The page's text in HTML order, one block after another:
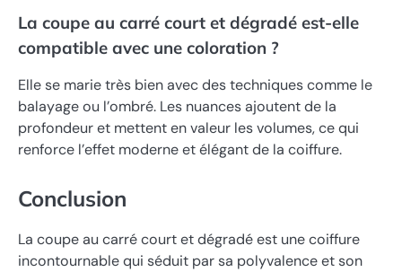
La coupe au carré court et dégradé est-elle
compatible avec une coloration ?
Elle se marie très bien avec des techniques comme le
balayage ou l’ombré. Les nuances ajoutent de la
profondeur et mettent en valeur les volumes, ce qui
renforce l’effet moderne et élégant de la coiffure.
Conclusion
La coupe au carré court et dégradé est une coiffure
incontournable qui séduit par sa polyvalence et son